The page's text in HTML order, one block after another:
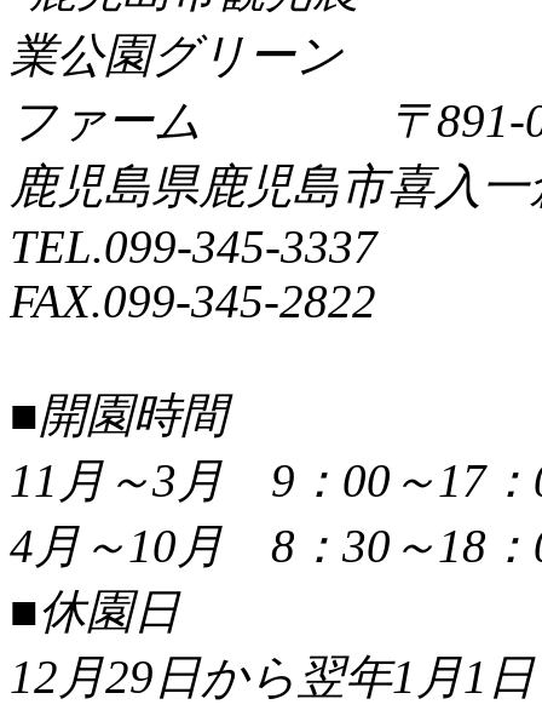
〒891-
鹿児島県鹿児島市喜入一
TEL.099-345-3337
FAX.099-345-2822
■開園時間
11月～3月 9：00～17：
4月～10月 8：30～18：
■休園日
12月29日から翌年1月1日